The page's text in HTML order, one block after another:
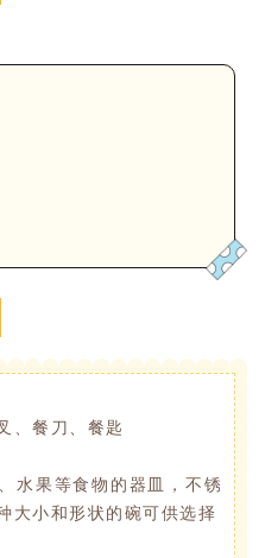
、餐刀、餐匙
水果等食物的器皿，不锈
大小和形状的碗可供选择